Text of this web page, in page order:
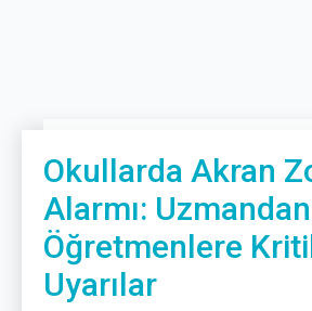
Okullarda Akran
Alarmı:
Öğretmenlere
Uyarılar